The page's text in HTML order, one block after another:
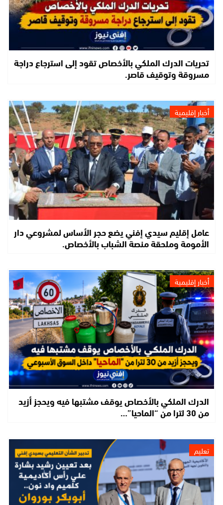
تحريات الدرك الملكي بالأخصاص تقود إلى استرجاع دراجة
مسروقة وتوقيف قاصر.
أخبار إقليمية
عامل إقليم سيدي إفني يضع حجر الأساس لمشروعي دار
الأمومة وملحقة منصة الشباب بالأخصاص.
أخبار إقليمية
الدرك الملكي بالأخصاص يوقف مشتبها فيه ويحجز أزيد
من 30 لترا من “الماحيا”…
تعليم